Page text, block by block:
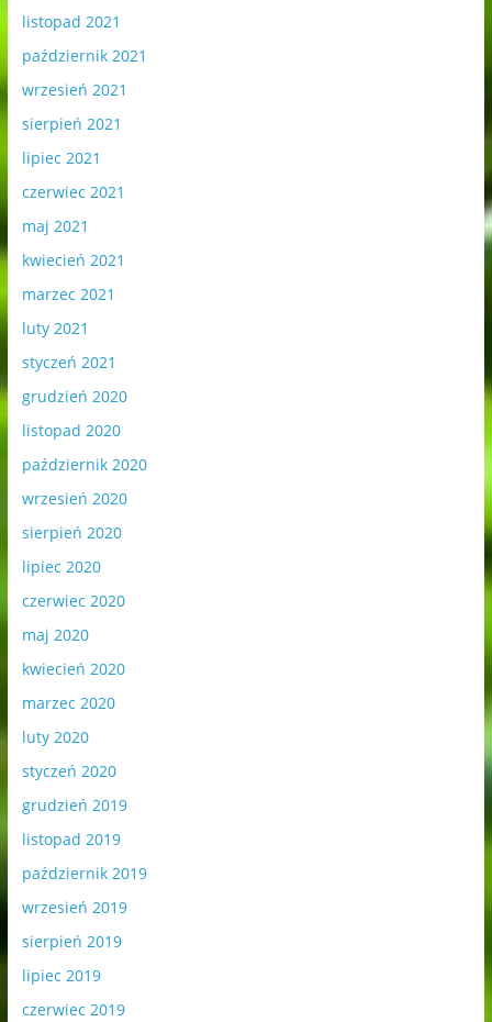
listopad 2021
październik 2021
wrzesień 2021
sierpień 2021
lipiec 2021
czerwiec 2021
maj 2021
kwiecień 2021
marzec 2021
luty 2021
styczeń 2021
grudzień 2020
listopad 2020
październik 2020
wrzesień 2020
sierpień 2020
lipiec 2020
czerwiec 2020
maj 2020
kwiecień 2020
marzec 2020
luty 2020
styczeń 2020
grudzień 2019
listopad 2019
październik 2019
wrzesień 2019
sierpień 2019
lipiec 2019
czerwiec 2019